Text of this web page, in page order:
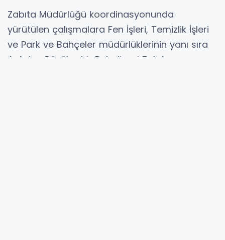
Zabıta Müdürlüğü koordinasyonunda
yürütülen çalışmalara Fen İşleri, Temizlik İşleri
ve Park ve Bahçeler müdürlüklerinin yanı sıra
Antalya Büyükşehir Belediyesi Zabıta